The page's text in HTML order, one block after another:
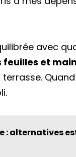
avec
feuilles et
: alternatives